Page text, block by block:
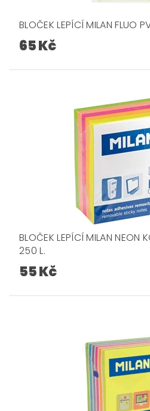
BLOČEK LEPÍCÍ MILAN FLUO
65 Kč
BLOČEK LEPÍCÍ MILAN NEON
250 L.
55 Kč